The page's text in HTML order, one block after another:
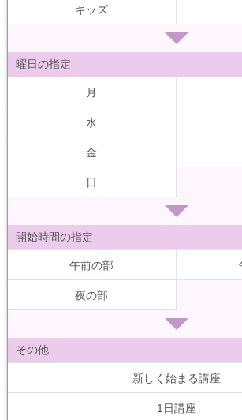
キッズ
曜日の指定
月
水
金
日
開始時間の指定
午前の部
夜の部
その他
新しく始まる講座
1日講座